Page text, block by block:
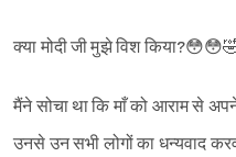
क्या मोदी जी मुझे विश
मैंने सोचा था कि माँ को आराम से
उनसे उन सभी लोगों का धन्यवाद